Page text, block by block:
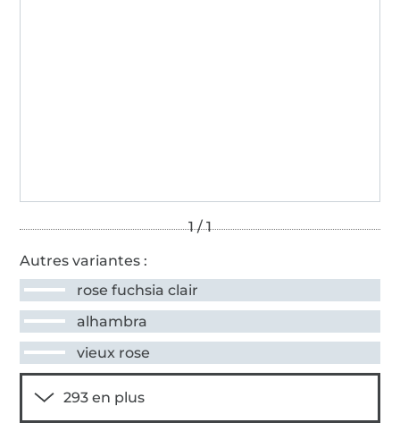
Autres variantes :
rose fuchsia clair
alhambra
vieux rose